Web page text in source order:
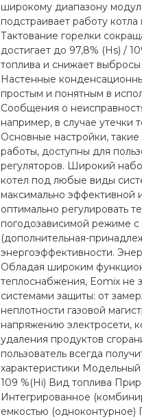
широкому диапазону
подстраивает работу
Тактование горелки
достигает до 97,8% (Hs) /
топлива и снижает
Настенные
простым и понятным в
Сообщения о
например, в случае утечки
Основные настройки,
работы, доступны для
регуляторов. Широкий
котел под любые виды
максимально эффективной
оптимально регулировать
погодозависимой режиме
(дополнительная-
энергоэффективности.
Обладая широким
теплоснабжения, Eomix не
системами защиты: от
неплотности газовой
напряжению электросети,
удаления продуктов
пользователь всегда
характеристики
109 %(Hi) Вид топлива
Интегрированное
емкостью (одноконтурное)